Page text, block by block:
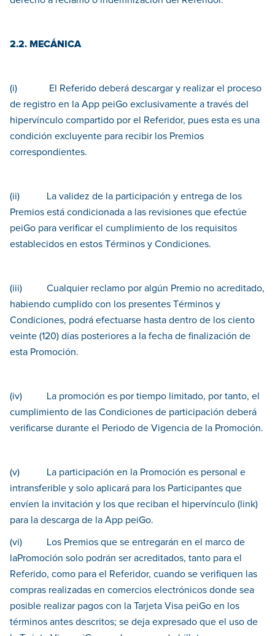
2.2. MECÁNICA
(i) El Referido deberá descargar y realizar el proceso
de registro en la App peiGo exclusivamente a través del
hipervínculo compartido por el Referidor, pues esta es una
condición excluyente para recibir los Premios
correspondientes.
(ii) La validez de la participación y entrega de los
Premios está condicionada a las revisiones que efectúe
peiGo para verificar el cumplimiento de los requisitos
establecidos en estos Términos y Condiciones.
(iii) Cualquier reclamo por algún Premio no acreditado,
habiendo cumplido con los presentes Términos y
Condiciones, podrá efectuarse hasta dentro de los ciento
veinte (120) días posteriores a la fecha de finalización de
esta Promoción.
(iv) La promoción es por tiempo limitado, por tanto, el
cumplimiento de las Condiciones de participación deberá
verificarse durante el Periodo de Vigencia de la Promoción.
(v) La participación en la Promoción es personal e
intransferible y solo aplicará para los Participantes que
envíen la invitación y los que reciban el hipervínculo (link)
para la descarga de la App peiGo.
(vi) Los Premios que se entregarán en el marco de
laPromoción solo podrán ser acreditados, tanto para el
Referido, como para el Referidor, cuando se verifiquen las
compras realizadas en comercios electrónicos donde sea
posible realizar pagos con la Tarjeta Visa peiGo en los
términos antes descritos; se deja expresado que el uso de